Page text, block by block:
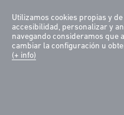
Utilizamos cookies propias y
accesibilidad, personalizar y
navegando consideramos que
cambiar la configuración u
(+ info)